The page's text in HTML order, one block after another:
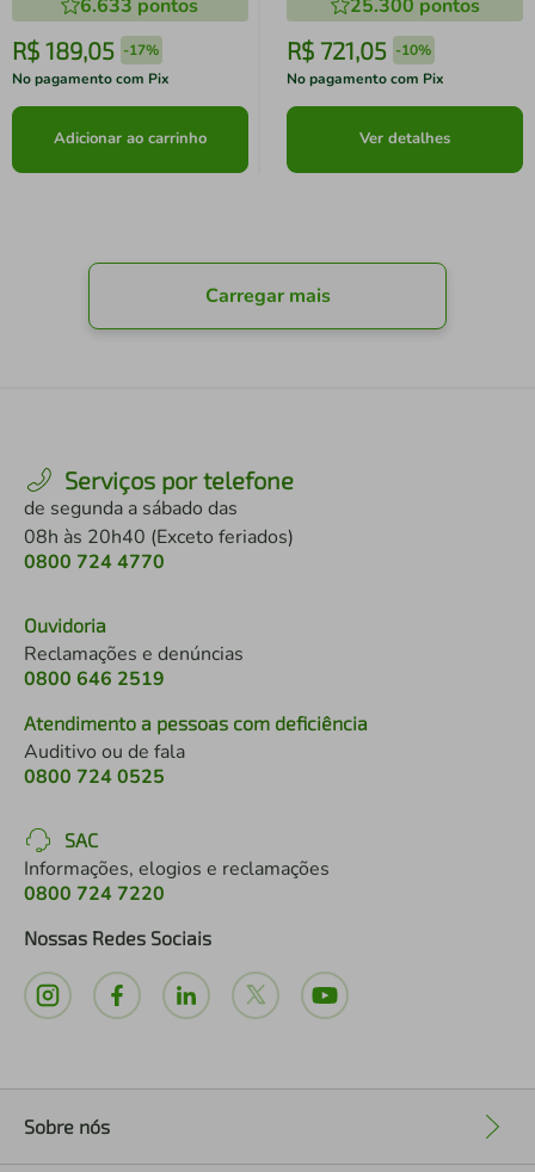
6.633 pontos
R$ 189,05 -17%
No pagamento com Pix
Adicionar ao carrinho
25.300 pontos
R$ 721,05 -10%
No pagamento com Pix
Ver detalhes
Carregar mais
Serviços por telefone
de segunda a sábado das
08h às 20h40 (Exceto feriados)
0800 724 4770
Ouvidoria
Reclamações e denúncias
0800 646 2519
Atendimento a pessoas com deficiência
Auditivo ou de fala
0800 724 0525
SAC
Informações, elogios e reclamações
0800 724 7220
Nossas Redes Sociais
Sobre nós